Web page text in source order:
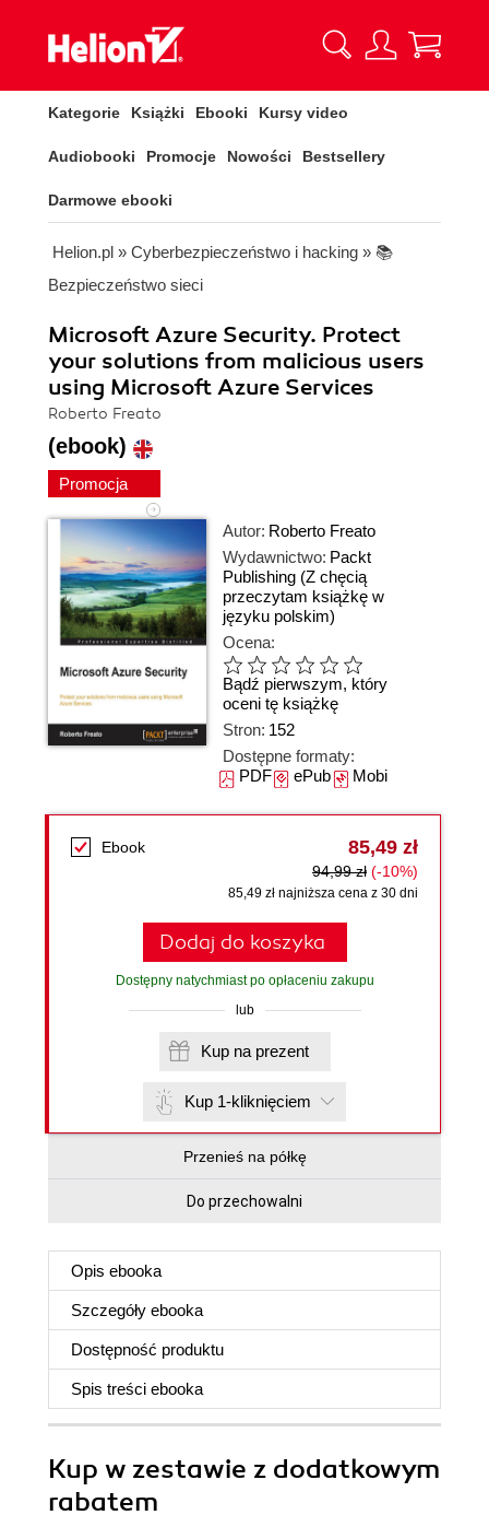
Kategorie Książki Ebooki Kursy video
Audiobooki Promocje Nowości Bestsellery
Darmowe ebooki
Helion.pl » Cyberbezpieczeństwo i hacking » 📚
Bezpieczeństwo sieci
Microsoft Azure Security. Protect
your solutions from malicious users
using Microsoft Azure Services
Roberto Freato
(ebook)
Promocja
Autor: Roberto Freato
Wydawnictwo: Packt
Publishing (Z chęcią
przeczytam książkę w
języku polskim)
Ocena:
Bądź pierwszym, który
oceni tę książkę
Stron: 152
Dostępne formaty:
PDFePubMobi
Ebook 85,49 zł
94,99 zł (-10%)
85,49 zł najniższa cena z 30 dni
Dodaj do koszyka
Dostępny natychmiast po opłaceniu zakupu
lub
Kup na prezent
Kup 1-kliknięciem
Przenieś na półkę
Do przechowalni
Opis ebooka
Szczegóły ebooka
Dostępność produktu
Spis treści ebooka
Kup w zestawie z dodatkowym
rabatem